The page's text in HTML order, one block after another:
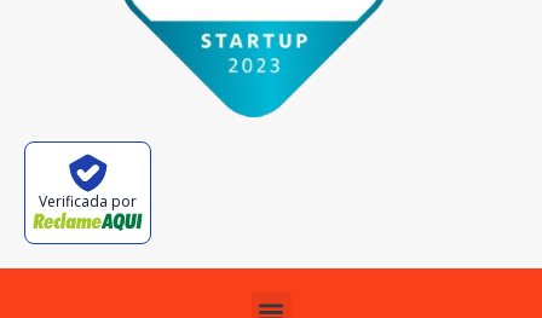
Verificada por